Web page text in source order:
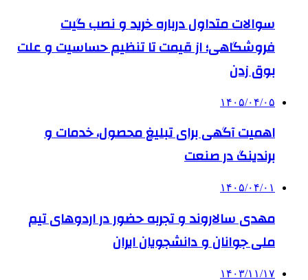
سوالات متداول درباره خرید و نصب گیت
فروشگاهی؛ از قیمت تا تنظیم حساسیت و علت
بوق زدن
۱۴۰۵/۰۴/۰۵
اهمیت آگهی برای تبلیغ محصول، خدمات و
برندینگ در صنعت
۱۴۰۵/۰۴/۰۱
مهدی سالاروند و تجربه حضور در اردوهای تیم
ملی جوانان و دانشجویان ایران
۱۴۰۳/۱۱/۱۷